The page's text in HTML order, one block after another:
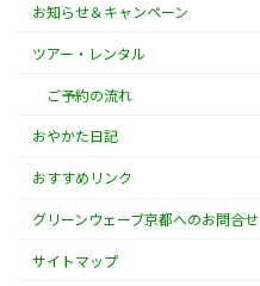
お知らせ＆キャンペーン
ツアー・レンタル
ご予約の流れ
おやかた日記
おすすめリンク
グリーンウェーブ京都へのお問合せ
サイトマップ